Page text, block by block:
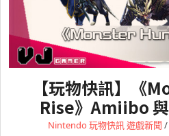
【玩物快訊】《
Rise》Amiibo
Nintendo玩物快訊遊戲新聞 /